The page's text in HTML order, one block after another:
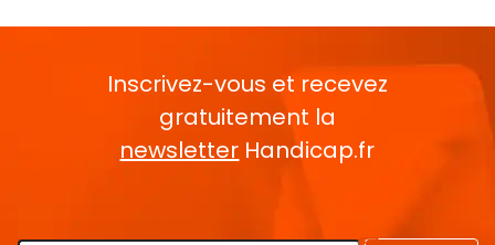
Inscrivez-vous et recevez
gratuitement la
newsletter Handicap.fr